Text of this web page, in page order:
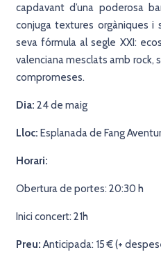
capdavant d’una poderosa
conjuga textures orgàniques i
seva fórmula al segle XXI:
valenciana mesclats amb rock,
compromeses.
Dia: 24 de maig
Lloc: Esplanada de Fang
Horari:
Obertura de portes: 20:30 h
Inici concert: 21h
Preu: Anticipada: 15 € (+